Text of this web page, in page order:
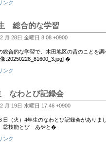
ンク
総合的な学習
月 28日 金曜日 8:08 +0900
総合的な学習で、木田地区の昔のことを
:20250228_81600_3.jpg] �
ンク
なわとび記録会
月 19日 水曜日 17:46 +0900
日（火）4年生のなわとび記録会があり
技能とび あやと�
ンク